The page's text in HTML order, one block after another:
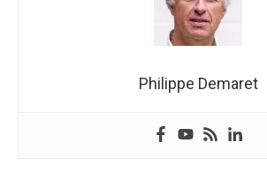
Philippe Demaret